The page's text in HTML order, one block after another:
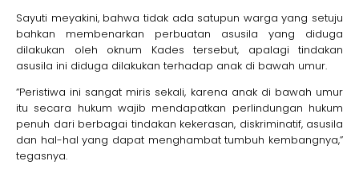
Sayuti meyakini, bahwa tidak ada satupun warga yang setuju
bahkan membenarkan perbuatan asusila yang diduga
dilakukan oleh oknum Kades tersebut, apalagi tindakan
asusila ini diduga dilakukan terhadap anak di bawah umur.
“Peristiwa ini sangat miris sekali, karena anak di bawah umur
itu secara hukum wajib mendapatkan perlindungan hukum
penuh dari berbagai tindakan kekerasan, diskriminatif, asusila
dan hal-hal yang dapat menghambat tumbuh kembangnya,”
tegasnya.